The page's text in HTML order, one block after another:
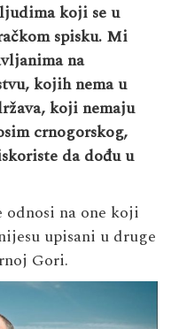
koji se u
spisku. Mi
na
kojih nema u
koji nemaju
crnogorskog,
da dođu u
odnosi na one koji
upisani u druge
Gori.